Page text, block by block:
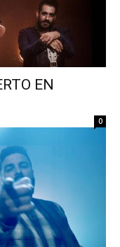
EN
0